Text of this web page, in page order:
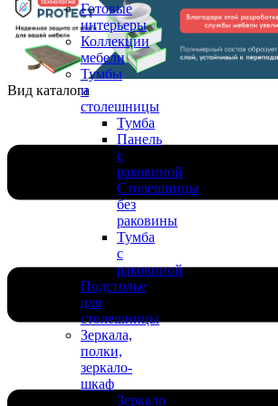
Готовые
интерьеры
Коллекции
мебели
Тумбы
и
столешницы
Тумба
Панель
с
раковиной
Столешницы
без
раковины
Тумба
с
раковиной
Подстолье
для
столешницы
Зеркала,
полки,
зеркало-
шкаф
Зеркало
Вид каталога